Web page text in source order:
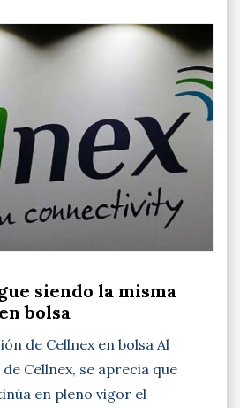
siendo la misma
bolsa
de Cellnex en bolsa Al
Cellnex, se aprecia que
en pleno vigor el